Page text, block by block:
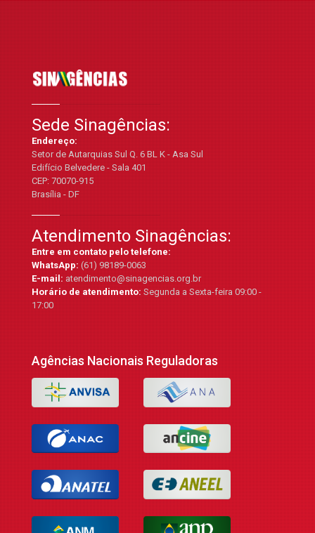
Sede Sinagências:
Endereço:
Setor de Autarquias Sul Q. 6 BL K - Asa Sul
Edifício Belvedere - Sala 401
CEP: 70070-915
Brasília - DF
Atendimento Sinagências:
Entre em contato pelo telefone:
WhatsApp:(61) 98189-0063
E-mail:atendimento@sinagencias.org.br
Horário de atendimento:Segunda a Sexta-feira 09:00 -
17:00
Agências Nacionais Reguladoras